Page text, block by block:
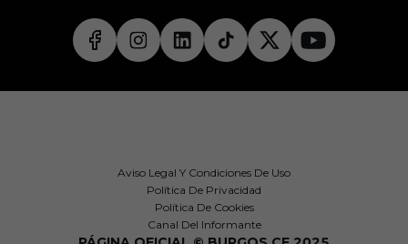
Aviso Legal Y Condiciones De Uso
Política De Privacidad
Política De Cookies
Canal Del Informante